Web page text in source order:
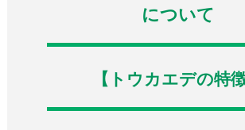
について
【トウカエデの特徴